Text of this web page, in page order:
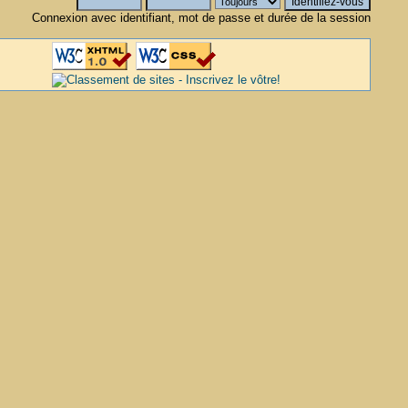
Connexion avec identifiant, mot de passe et durée de la session